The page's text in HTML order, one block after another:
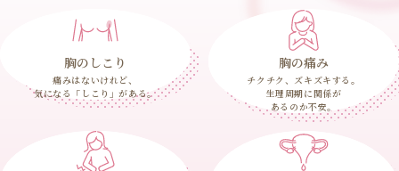
胸のしこり
痛みはないけれど、
気になる「しこり」がある。
胸の痛み
チクチク、ズキズキする。
生理周期に関係が
あるのか不安。